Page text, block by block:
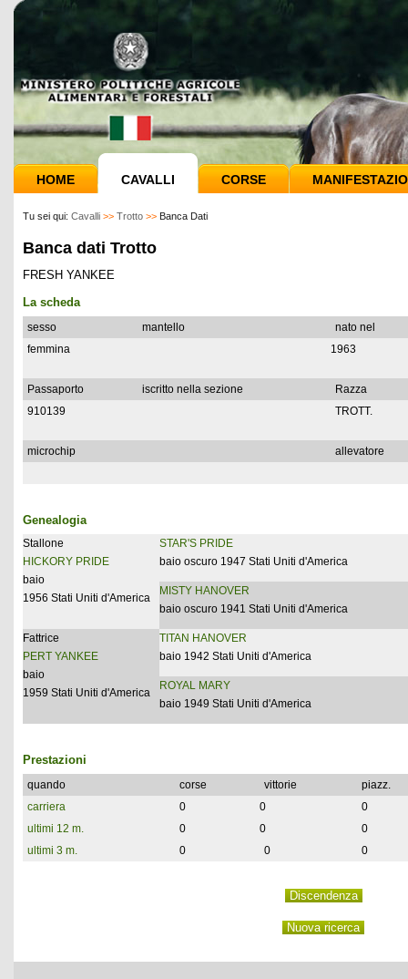
HOME CAVALLI CORSE
Tu sei qui: Cavalli >> Trotto >> Banca Dati
Banca dati Trotto
FRESH YANKEE
La scheda
sesso mantello
nato nel
femmina
1963
Passaporto iscritto nella sezione
Razza
910139
TROTT.
microchip allevatore
Genealogia
Stallone
HICKORY PRIDE
baio
1956 Stati Uniti d'America
STAR'S PRIDE
baio oscuro 1947 Stati Uniti d'America
MISTY HANOVER
baio oscuro 1941 Stati Uniti d'America
Fattrice
PERT YANKEE
baio
1959 Stati Uniti d'America
TITAN HANOVER
baio 1942 Stati Uniti d'America
ROYAL MARY
baio 1949 Stati Uniti d'America
Prestazioni
quando corse vittorie
piazz.
carriera
0 0
0
ultimi 12 m.
0 0
0
ultimi 3 m.
0 0 0